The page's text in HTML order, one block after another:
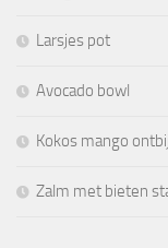
Larsjes pot
Avocado bowl
Kokos mango
Zalm met bieten